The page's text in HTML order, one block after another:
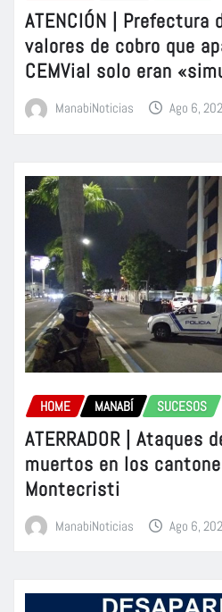
ATENCIÓN | Prefectura
valores de cobro que
CEMVial solo eran
ManabiNoticias Ago 6,
HOME MANABÍ SUCESOS
ATERRADOR | Ataques
muertos en los
Montecristi
ManabiNoticias Ago 6,